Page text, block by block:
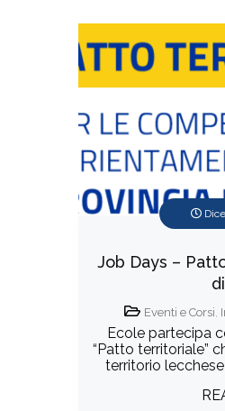
Job Days –
Eventi e Corsi,
Ecole partecipa
“Patto territoriale”
territorio